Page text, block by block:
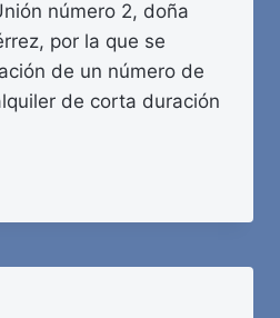
número 2, doña
por la que se
de un número de
de corta duración